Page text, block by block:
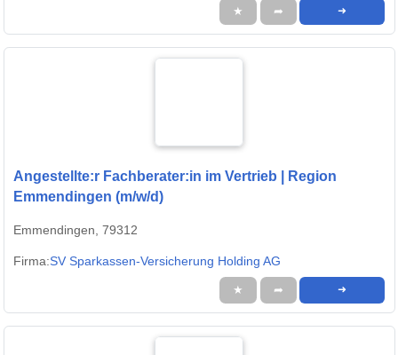
★ ➦ ➜
Angestellte:r Fachberater:in im Vertrieb | Region
Emmendingen (m/w/d)
Emmendingen, 79312
Firma:SV Sparkassen-Versicherung Holding AG
★ ➦ ➜